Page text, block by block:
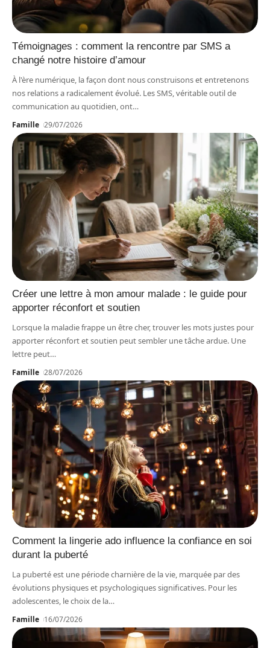
Témoignages : comment la rencontre par SMS a
changé notre histoire d’amour
À l'ère numérique, la façon dont nous construisons et entretenons
nos relations a radicalement évolué. Les SMS, véritable outil de
communication au quotidien, ont…
Famille 29/07/2026
Créer une lettre à mon amour malade : le guide pour
apporter réconfort et soutien
Lorsque la maladie frappe un être cher, trouver les mots justes pour
apporter réconfort et soutien peut sembler une tâche ardue. Une
lettre peut…
Famille 28/07/2026
Comment la lingerie ado influence la confiance en soi
durant la puberté
La puberté est une période charnière de la vie, marquée par des
évolutions physiques et psychologiques significatives. Pour les
adolescentes, le choix de la…
Famille 16/07/2026